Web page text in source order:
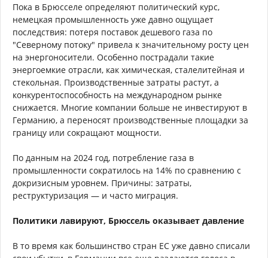
Пока в Брюсселе определяют политический курс,
немецкая промышленность уже давно ощущает
последствия: потеря поставок дешевого газа по
"Северному потоку" привела к значительному росту цен
на энергоносители. Особенно пострадали такие
энергоемкие отрасли, как химическая, сталелитейная и
стекольная. Производственные затраты растут, а
конкурентоспособность на международном рынке
снижается. Многие компании больше не инвестируют в
Германию, а переносят производственные площадки за
границу или сокращают мощности.
По данным на 2024 год, потребление газа в
промышленности сократилось на 14% по сравнению с
докризисным уровнем. Причины: затраты,
реструктуризация — и часто миграция.
Политики лавируют, Брюссель оказывает давление
В то время как большинство стран ЕС уже давно списали